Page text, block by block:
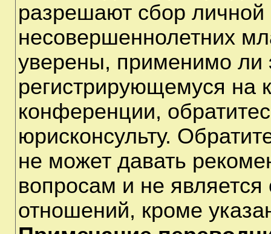
разрешают сбор
несовершеннолетних
уверены, применимо ли
регистрирующемуся на
конференции,
юрисконсульту.
не может давать
вопросам и не
отношений, кроме